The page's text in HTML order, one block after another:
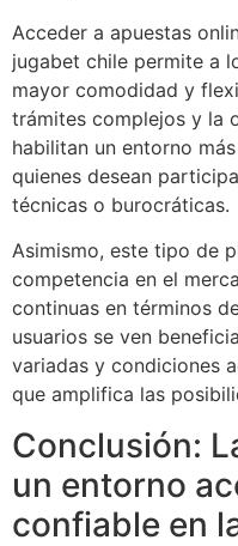
Acceder a apuestas
jugabet chile permite a
mayor comodidad y
trámites complejos y la
habilitan un entorno
quienes desean
técnicas o burocráticas.
Asimismo, este tipo de
competencia en el
continuas en términos
usuarios se ven
variadas y condiciones
que amplifica las
Conclusión:
un entorno
confiable en